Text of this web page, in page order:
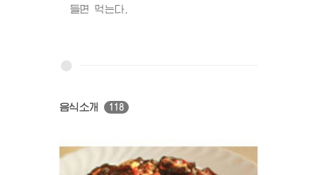
들면 먹는다.
음식소개 118